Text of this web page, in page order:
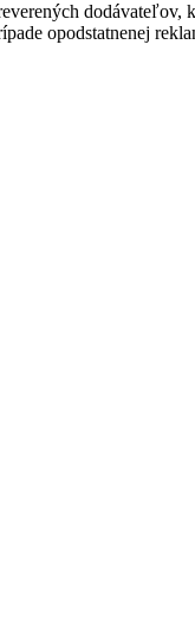
dodávateľov,
opodstatnenej